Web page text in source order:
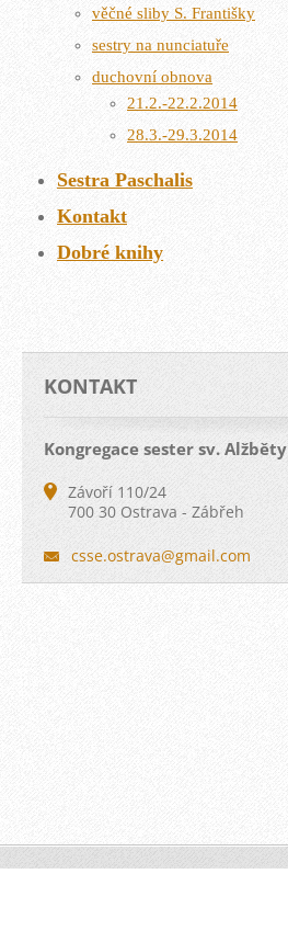
věčné sliby S. Františky
sestry na nunciatuře
duchovní obnova
21.2.-22.2.2014
28.3.-29.3.2014
Sestra Paschalis
Kontakt
Dobré knihy
KONTAKT
Kongregace sester sv. Alžběty
Závoří 110/24
700 30 Ostrava - Zábřeh
csse.ostrava@gmail.com